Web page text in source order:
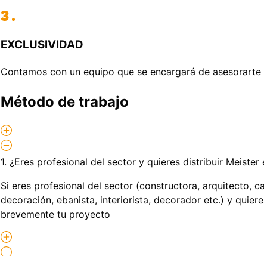
EXCLUSIVIDAD
Contamos con un equipo que se encargará de
Método de trabajo
1. ¿Eres profesional del sector y quieres distribuir Meister
Si eres profesional del sector (constructora, arquitecto,
decoración, ebanista, interiorista, decorador etc.) y
brevemente tu proyecto